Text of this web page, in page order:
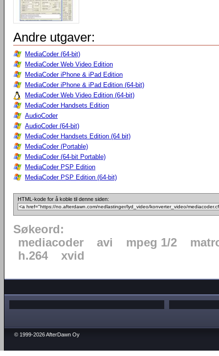
Andre utgaver:
MediaCoder (64-bit)
MediaCoder Web Video Edition
MediaCoder iPhone & iPad Edition
MediaCoder iPhone & iPad Edition (64-bit)
MediaCoder Web Video Edition (64-bit)
MediaCoder Handsets Edition
AudioCoder
AudioCoder (64-bit)
MediaCoder Handsets Edition (64 bit)
MediaCoder (Portable)
MediaCoder (64-bit Portable)
MediaCoder PSP Edition
MediaCoder PSP Edition (64-bit)
HTML-kode for å koble til denne siden:
Søkeord:
mediacoder
avi mpeg 1/2
h.264
xvid
© 1999-2026 AfterDawn Oy